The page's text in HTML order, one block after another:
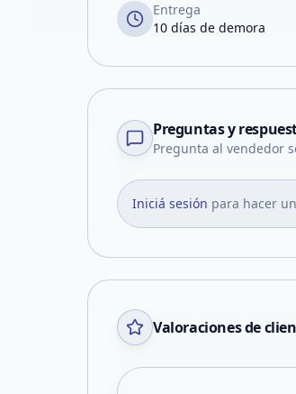
Entrega
10 días de demora
Preguntas y
Pregunta al vendedor
Iniciá sesión para hacer
Valoraciones de